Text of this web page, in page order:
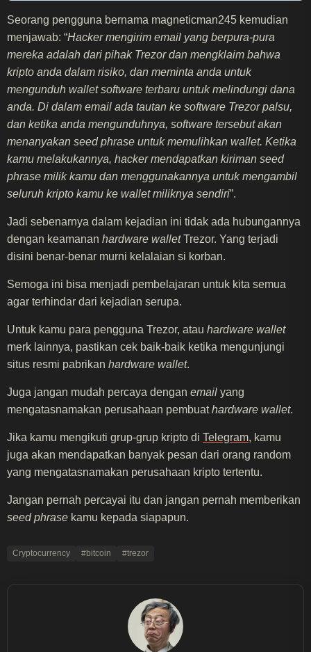
Seorang pengguna bernama magneticman245 kemudian
menjawab: “Hacker mengirim email yang berpura-pura
mereka adalah dari pihak Trezor dan mengklaim bahwa
kripto anda dalam risiko, dan meminta anda untuk
mengunduh wallet software terbaru untuk melindungi dana
anda. Di dalam email ada tautan ke software Trezor palsu,
dan ketika anda mengunduhnya, software tersebut akan
menanyakan seed phrase untuk memulihkan wallet. Ketika
kamu melakukannya, hacker mendapatkan kiriman seed
phrase milik kamu dan menggunakannya untuk mengambil
seluruh kripto kamu ke wallet miliknya sendiri”.
Jadi sebenarnya dalam kejadian ini tidak ada hubungannya
dengan keamanan hardware walletTrezor. Yang terjadi
disini benar-benar murni kelalaian si korban.
Semoga ini bisa menjadi pembelajaran untuk kita semua
agar terhindar dari kejadian serupa.
Untuk kamu para pengguna Trezor, atau hardware wallet
merk lainnya, pastikan cek baik-baik ketika mengunjungi
situs resmi pabrikan hardware wallet.
Juga jangan mudah percaya dengan email yang
mengatasnamakan perusahaan pembuathardware wallet.
Jika kamu mengikuti grup-grup kripto di Telegram, kamu
juga akan mendapatkan banyak pesan dari orang random
yang mengatasnamakan perusahaan kripto tertentu.
Jangan pernah percayai itu dan jangan pernah memberikan
seed phrase kamu kepada siapapun.
Cryptocurrency #bitcoin #trezor